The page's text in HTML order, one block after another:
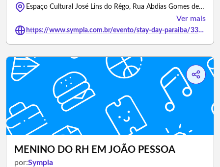
Espaço Cultural José Lins do Rêgo, Rua Abdias Gomes de Almeida - João Pessoa/Paraíba
Ver mais
https://www.sympla.com.br/evento/stay-day-paraiba/3356032
MENINO DO RH EM JOÃO PESSOA
por:Sympla